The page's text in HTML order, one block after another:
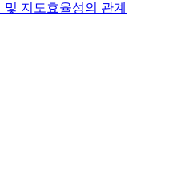
지도효율성의 관계